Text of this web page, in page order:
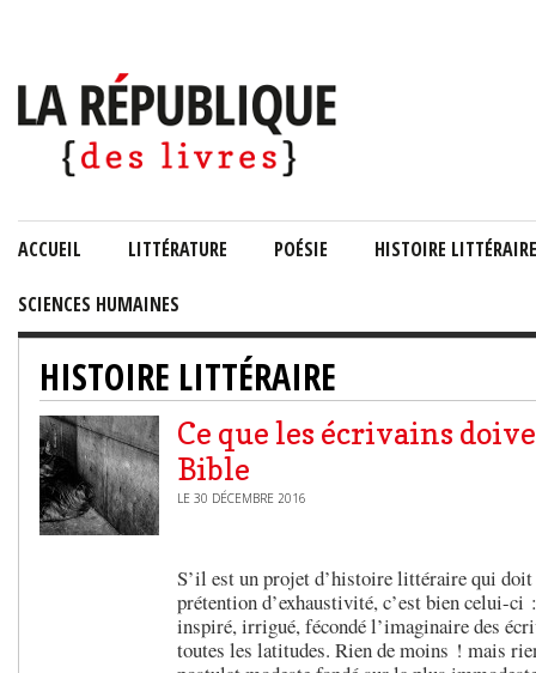
ACCUEIL LITTÉRATURE POÉSIE HISTOIRE LITTÉRAIRE
SCIENCES HUMAINES
HISTOIRE LITTÉRAIRE
Ce que les écrivains
Bible
LE 30 DÉCEMBRE 2016
S’il est un projet d’histoire littéraire qui doit
prétention d’exhaustivité, c’est bien celui-
inspiré, irrigué, fécondé l’imaginaire des
toutes les latitudes. Rien de moins ! mais